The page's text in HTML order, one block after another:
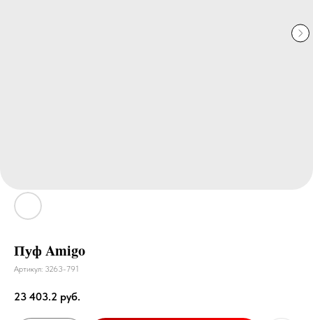
Пуф Amigo
Артикул: 3263-791
23 403.2 руб.